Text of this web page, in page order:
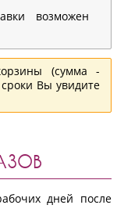
возможен
(сумма -
Вы увидите
дней после